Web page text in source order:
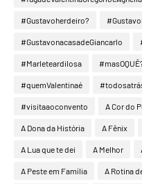
#Gustavoherdeiro?
#GustavonacasadeGiancarlo
#Marleteardilosa
#quemValentinaé
#visitaaoconvento A Cor do
A Dona da História A Fênix
A Lua que te dei A Melhor
A Peste em Família A Rotina